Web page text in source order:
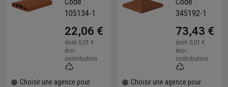
cuite
CH03 à 2
pentes -
Rouge - 40
x 28 x 7,5
cm
105134-1
22,06 €
dont 0,01 €
éco-
contribution
Choisir une agence pour
Terreal
terre cuite
Rouge - 36
x 36 cm
345192-1
73,43 €
dont 0,01 €
éco-
contribution
Choisir une agence pour